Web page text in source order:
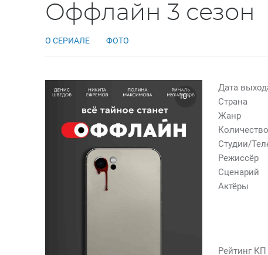
Оффлайн 3 сезон
О СЕРИАЛЕ ФОТО
18+
Дата
Страна
Жанр
Студии/
Режиссёр
Сценарий
Актёры
Рейтинг КП